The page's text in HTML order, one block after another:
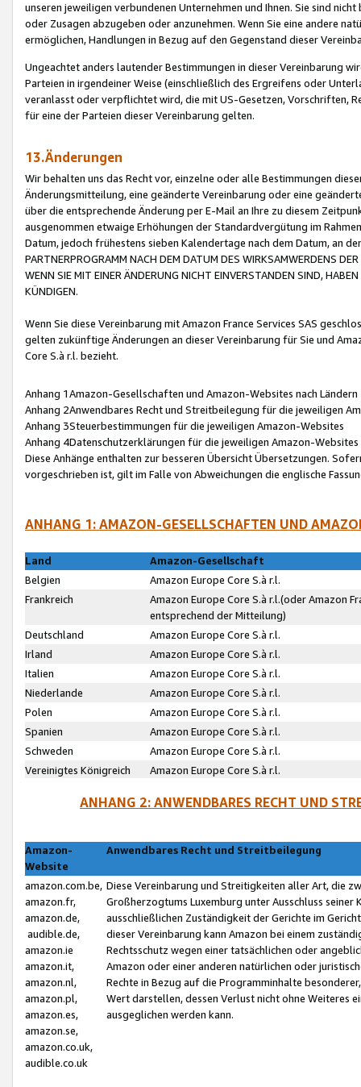
unseren jeweiligen verbundenen Unternehmen und Ihnen. Sie sind
oder Zusagen abzugeben oder anzunehmen. Wenn Sie eine andere
ermöglichen, Handlungen in Bezug auf den Gegenstand dieser
Ungeachtet anders lautender Bestimmungen in dieser Vereinbarung
Parteien in irgendeiner Weise (einschließlich des Ergreifens oder
veranlasst oder verpflichtet wird, die mit US-Gesetzen, Vorschriften,
für eine der Parteien dieser Vereinbarung gelten.
13.Änderungen
Wir behalten uns das Recht vor, einzelne oder alle Bestimmungen
Änderungsmitteilung, eine geänderte Vereinbarung oder eine
über die entsprechende Änderung per E-Mail an Ihre zu diesem
ausgenommen etwaige Erhöhungen der Standardvergütung im
Datum, jedoch frühestens sieben Kalendertage nach dem Datum, an
PARTNERPROGRAMM NACH DEM DATUM DES WIRKSAMWERDENS
WENN SIE MIT EINER ÄNDERUNG NICHT EINVERSTANDEN SIND,
KÜNDIGEN.
Wenn Sie diese Vereinbarung mit Amazon France Services SAS
gelten zukünftige Änderungen an dieser Vereinbarung für Sie und
Core S.à r.l. bezieht.
Anhang 1Amazon-Gesellschaften und Amazon-Websites nach Ländern
Anhang 2Anwendbares Recht und Streitbeilegung für die jeweiligen
Anhang 3Steuerbestimmungen für die jeweiligen Amazon-Websites
Anhang 4Datenschutzerklärungen für die jeweiligen Amazon-Websites
Diese Anhänge enthalten zur besseren Übersicht Übersetzungen.
vorgeschrieben ist, gilt im Falle von Abweichungen die englische
ANHANG 1: AMAZON-GESELLSCHAFTEN UND
Land
Amazon-Gesellschaft
Belgien
Amazon Europe Core S.à r.l.
Frankreich
Amazon Europe Core S.à r.l.(oder Amazon
entsprechend der Mitteilung)
Deutschland
Amazon Europe Core S.à r.l.
Irland
Amazon Europe Core S.à r.l.
Italien
Amazon Europe Core S.à r.l.
Niederlande
Amazon Europe Core S.à r.l.
Polen
Amazon Europe Core S.à r.l.
Spanien
Amazon Europe Core S.à r.l.
Schweden
Amazon Europe Core S.à r.l.
Vereinigtes Königreich
Amazon Europe Core S.à r.l.
ANHANG 2: ANWENDBARES RECHT UND
Amazon-
Website
Anwendbares Recht und Streitbeilegung
amazon.com.be,
amazon.fr,
amazon.de,
audible.de,
amazon.ie
amazon.it,
amazon.nl,
amazon.pl,
amazon.es,
amazon.se,
amazon.co.uk,
audible.co.uk
Diese Vereinbarung und Streitigkeiten aller Art, die
Großherzogtums Luxemburg unter Ausschluss
ausschließlichen Zuständigkeit der Gerichte im
dieser Vereinbarung kann Amazon bei einem
Rechtsschutz wegen einer tatsächlichen oder
Amazon oder einer anderen natürlichen oder
Rechte in Bezug auf die Programminhalte
Wert darstellen, dessen Verlust nicht ohne Weiteres
ausgeglichen werden kann.